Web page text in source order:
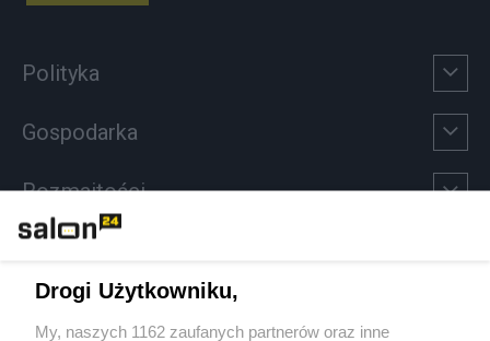
Polityka
Gospodarka
Rozmaitości
Sport
Drogi Użytkowniku,
My, naszych 1162 zaufanych partnerów oraz inne